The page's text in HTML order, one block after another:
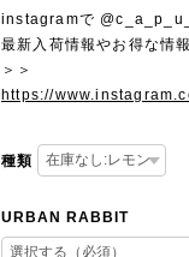
instagramで
最新入荷情報やお得な情
＞＞
https://
種類
URBAN RABBIT